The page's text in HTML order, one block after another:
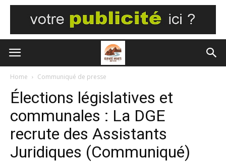
Home Communiqué de presse
Élections législatives et
communales : La DGE
recrute des Assistants
Juridiques (Communiqué)